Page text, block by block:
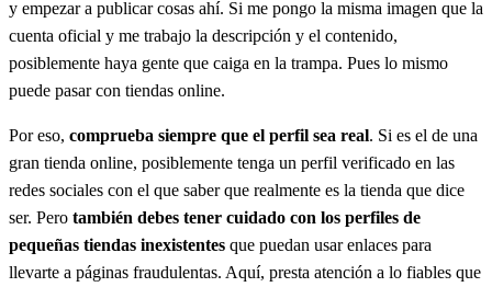
y empezar a publicar cosas ahí. Si me pongo la misma imagen que la
cuenta oficial y me trabajo la descripción y el contenido,
posiblemente haya gente que caiga en la trampa. Pues lo mismo
puede pasar con tiendas online.
Por eso, comprueba siempre que el perfil sea real. Si es el de una
gran tienda online, posiblemente tenga un perfil verificado en las
redes sociales con el que saber que realmente es la tienda que dice
ser. Pero también debes tener cuidado con los perfiles de
pequeñas tiendas inexistentes que puedan usar enlaces para
llevarte a páginas fraudulentas. Aquí, presta atención a lo fiables que